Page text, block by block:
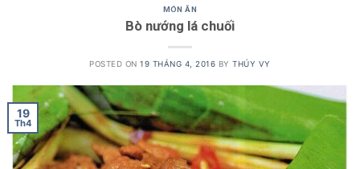
MÓN ĂN
Bò nướng lá chuối
POSTED ON19 THÁNG 4, 2016 BYTHÚY VY
19
Th4